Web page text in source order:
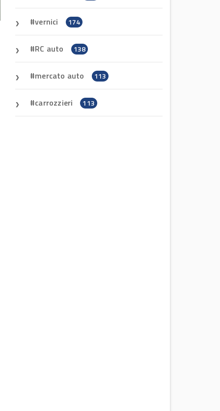
vernici 174
RC auto 138
mercato auto 113
carrozzieri 113